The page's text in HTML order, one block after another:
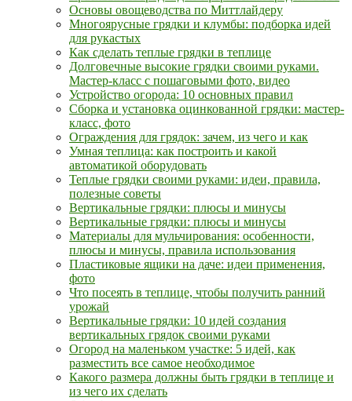
Основы овощеводства по Миттлайдеру
Многоярусные грядки и клумбы: подборка идей
для рукастых
Как сделать теплые грядки в теплице
Долговечные высокие грядки своими руками.
Мастер-класс с пошаговыми фото, видео
Устройство огорода: 10 основных правил
Сборка и установка оцинкованной грядки: мастер-
класс, фото
Ограждения для грядок: зачем, из чего и как
Умная теплица: как построить и какой
автоматикой оборудовать
Теплые грядки своими руками: идеи, правила,
полезные советы
Вертикальные грядки: плюсы и минусы
Вертикальные грядки: плюсы и минусы
Материалы для мульчирования: особенности,
плюсы и минусы, правила использования
Пластиковые ящики на даче: идеи применения,
фото
Что посеять в теплице, чтобы получить ранний
урожай
Вертикальные грядки: 10 идей создания
вертикальных грядок своими руками
Огород на маленьком участке: 5 идей, как
разместить все самое необходимое
Какого размера должны быть грядки в теплице и
из чего их сделать